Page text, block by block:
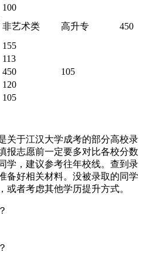
100
非艺术类 高升专
450
155
113
450
105
120
105
于江汉大学成考的部分高校录
报志愿前一定要多对比各校分数
学，建议参考往年校线。查到录
备好相关材料。没被录取的同学
或者考虑其他学历提升方式。